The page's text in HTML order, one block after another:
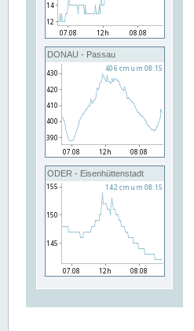
DONAU - Passau
ODER - Eisenhüttenstadt